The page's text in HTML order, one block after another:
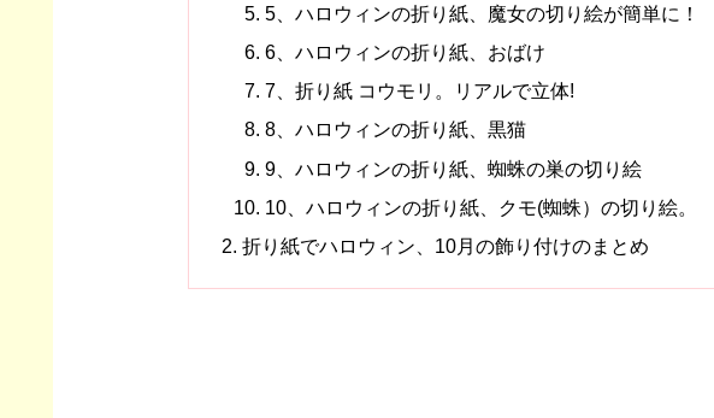
5、ハロウィンの折り紙、魔女の切り絵が簡単に！
6、ハロウィンの折り紙、おばけ
7、折り紙 コウモリ。リアルで立体!
8、ハロウィンの折り紙、黒猫
9、ハロウィンの折り紙、蜘蛛の巣の切り絵
10、ハロウィンの折り紙、クモ(蜘蛛）の切り絵。
折り紙でハロウィン、10月の飾り付けのまとめ